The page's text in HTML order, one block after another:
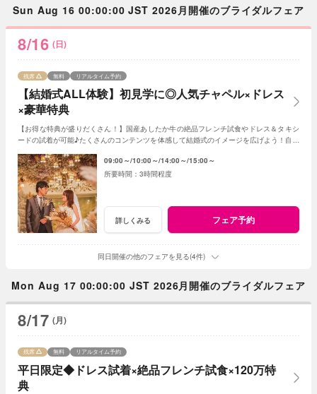
Sun Aug 16 00:00:00 JST 2026月開催のブライダルフェア
8/16 (日)
【結婚式ALL体験】初見学に◎人気チャペル×ドレス
×豪華特典
残席 無料 リアルタイム予約
【お得な特典が盛りだくさん！】国産あしたか牛の絶品フレンチ試食やドレス＆タキシ
ードの試着が可能♪たくさんのコンテンツを体感して結婚式のイメージを広げよう！自由
09:00～ 10:00～ 14:00～ 15:00～
3時間程度
詳しくみる フェア予約
同日開催の他のフェアを見る(4件)
Mon Aug 17 00:00:00 JST 2026月開催のブライダルフェア
8/17 (月)
平日限定◆ドレス試着×絶品フレンチ試食×120万特
典
残席 無料 リアルタイム予約